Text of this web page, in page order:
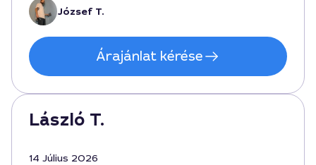
ügyfélkommunikáció kiemelkedő volt. - Márk F. adatai
József T.
Árajánlat kérése
László T.
14 Július 2026